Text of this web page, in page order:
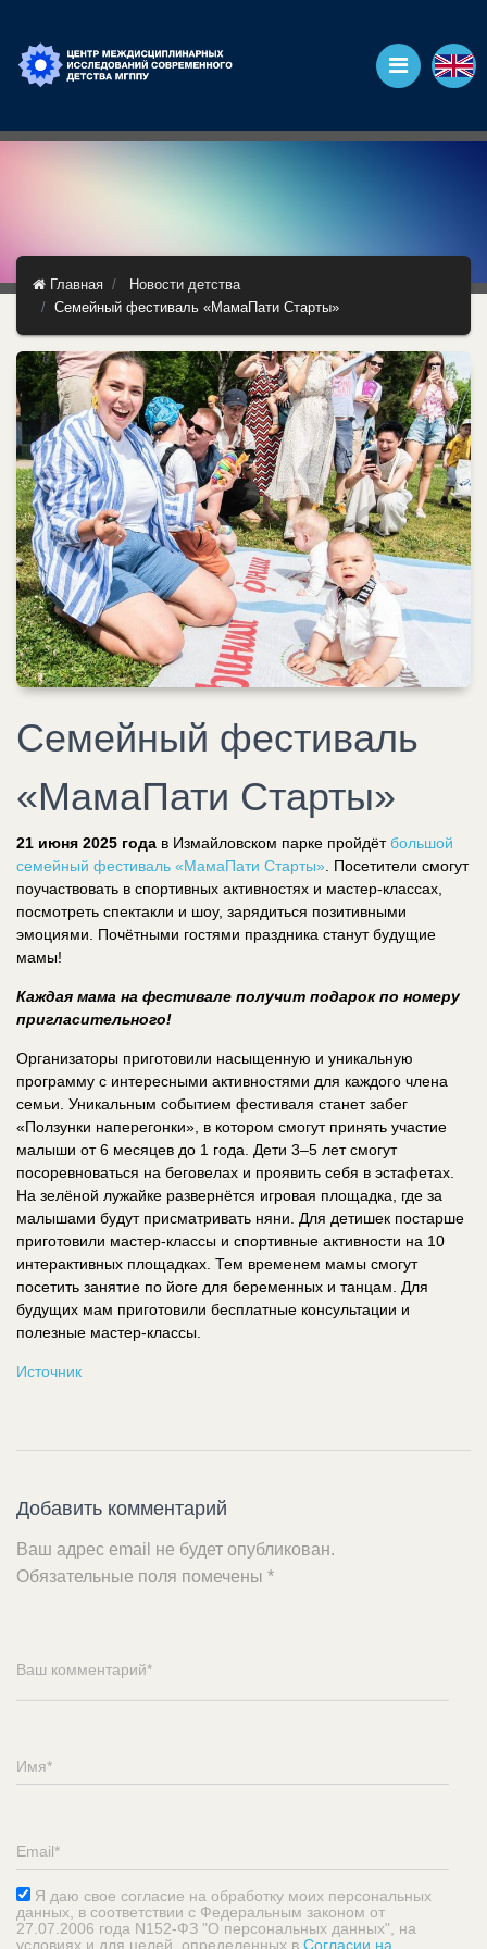
Главная
Новости детства
Семейный фестиваль «МамаПати Старты»
Семейный фестиваль
«МамаПати Старты»
21 июня 2025 года в Измайловском парке пройдётбольшой
семейный фестиваль «МамаПати Старты» . Посетители смогут
поучаствовать в спортивных активностях и мастер-классах,
посмотреть спектакли и шоу, зарядиться позитивными
эмоциями. Почётными гостями праздника станут будущие
мамы!
Каждая мама на фестивале получит подарок по номеру
пригласительного!
Организаторы приготовили насыщенную и уникальную
программу с интересными активностями для каждого члена
семьи. Уникальным событием фестиваля станет забег
«Ползунки наперегонки», в котором смогут принять участие
малыши от 6 месяцев до 1 года. Дети 3–5 лет смогут
посоревноваться на беговелах и проявить себя в эстафетах.
На зелёной лужайке развернётся игровая площадка, где за
малышами будут присматривать няни. Для детишек постарше
приготовили мастер-классы и спортивные активности на 10
интерактивных площадках. Тем временем мамы смогут
посетить занятие по йоге для беременных и танцам. Для
будущих мам приготовили бесплатные консультации и
полезные мастер-классы.
Источник
Добавить комментарий
Ваш адрес email не будет опубликован.
Обязательные поля помечены *
Я даю свое согласие на обработку моих персональных
данных, в соответствии с Федеральным законом от
27.07.2006 года N152-ФЗ "О персональных данных", на
условиях и для целей, определенных в Согласии на